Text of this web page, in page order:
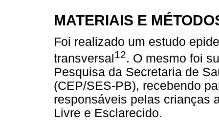
MATERIAIS E
Foi realizado um estudo
transversal 12. O mesmo foi
Pesquisa da Secretaria de
(CEP/SES-PB), recebendo
responsáveis pelas crianças
Livre e Esclarecido.